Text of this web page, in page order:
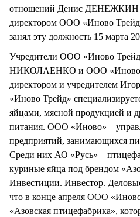
отношений Денис ДЕНЕЖКИН
директором ООО «Иново
занял эту должность 15 марта
Учредители ООО «Иново
НИКОЛАЕНКО и ООО «Иново»
директором и учредителем
«Иново Трейд»
яйцами, мясной продукцией и
питания. ООО «Иново» –
предприятий, занимающихся
Среди них АО «Русь» –
куриные яйца под брендом
Инвестиции. Инвестор.
что в конце апреля ООО
«Азовская птицефабрика»,